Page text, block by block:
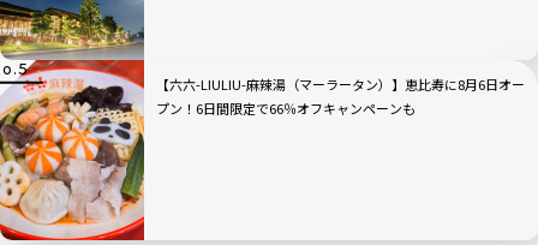
【六六-LIULIU-麻辣湯（マーラータン）】恵比寿に8月6日オー
プン！6日間限定で66％オフキャンペーンも